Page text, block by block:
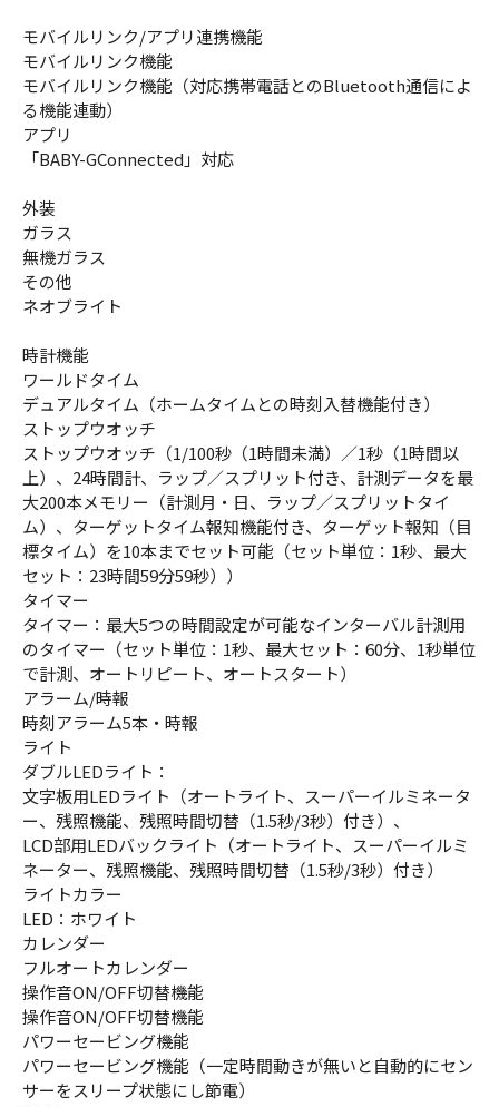
モバイルリンク/アプリ連携機能
モバイルリンク機能
モバイルリンク機能（対応携帯電話とのBluetooth通信によ
る機能連動）
アプリ
「BABY-GConnected」対応
外装
ガラス
無機ガラス
その他
ネオブライト
時計機能
ワールドタイム
デュアルタイム（ホームタイムとの時刻入替機能付き）
ストップウオッチ
ストップウオッチ（1/100秒（1時間未満）／1秒（1時間以
上）、24時間計、ラップ／スプリット付き、計測データを最
大200本メモリー（計測月・日、ラップ／スプリットタイ
ム）、ターゲットタイム報知機能付き、ターゲット報知（目
標タイム）を10本までセット可能（セット単位：1秒、最大
セット：23時間59分59秒））
タイマー
タイマー：最大5つの時間設定が可能なインターバル計測用
のタイマー（セット単位：1秒、最大セット：60分、1秒単位
で計測、オートリピート、オートスタート）
アラーム/時報
時刻アラーム5本・時報
ライト
ダブルLEDライト：
文字板用LEDライト（オートライト、スーパーイルミネータ
ー、残照機能、残照時間切替（1.5秒/3秒）付き）、
LCD部用LEDバックライト（オートライト、スーパーイルミ
ネーター、残照機能、残照時間切替（1.5秒/3秒）付き）
ライトカラー
LED：ホワイト
カレンダー
フルオートカレンダー
操作音ON/OFF切替機能
操作音ON/OFF切替機能
パワーセービング機能
パワーセービング機能（一定時間動きが無いと自動的にセン
サーをスリープ状態にし節電）